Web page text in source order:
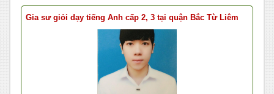
Gia sư giỏi dạy tiếng Anh cấp 2, 3 tại quận Bắc Từ Liêm